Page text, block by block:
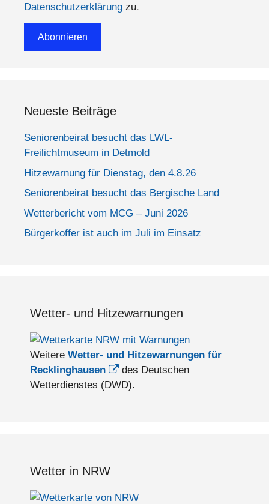
Datenschutzerklärung zu.
Abonnieren
Neueste Beiträge
Seniorenbeirat besucht das LWL-
Freilichtmuseum in Detmold
Hitzewarnung für Dienstag, den 4.8.26
Seniorenbeirat besucht das Bergische Land
Wetterbericht vom MCG – Juni 2026
Bürgerkoffer ist auch im Juli im Einsatz
Wetter- und Hitzewarnungen
Weitere Wetter- und Hitzewarnungen für
Recklinghausen
des Deutschen
Wetterdienstes (DWD).
Wetter in NRW